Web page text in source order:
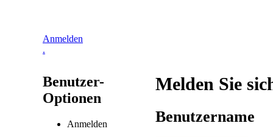
Anmelden
.
Benutzer-
Optionen
Anmelden
Melden Sie
Benutzername